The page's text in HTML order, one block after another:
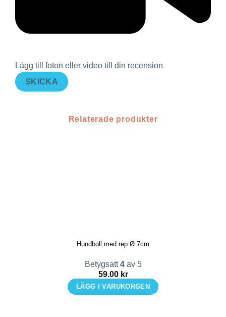
Lägg till foton eller video till din recension
SKICKA
Relaterade produkter
Hundboll med rep Ø 7cm
Betygsatt4av 5
59.00 kr
LÄGG I VARUKORGEN